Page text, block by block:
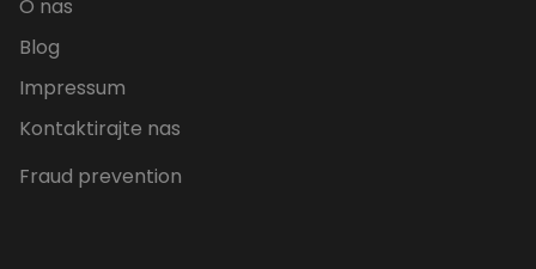
O nas
Blog
Impressum
Kontaktirajte nas
Fraud prevention